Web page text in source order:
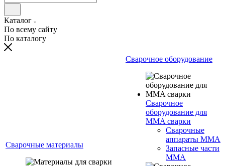
Каталог
По всему сайту
По каталогу
Сварочные материалы
Сварочное оборудование
Сварочное
оборудование для
MMA сварки
Сварочные
аппараты MMA
Запасные части
MMA